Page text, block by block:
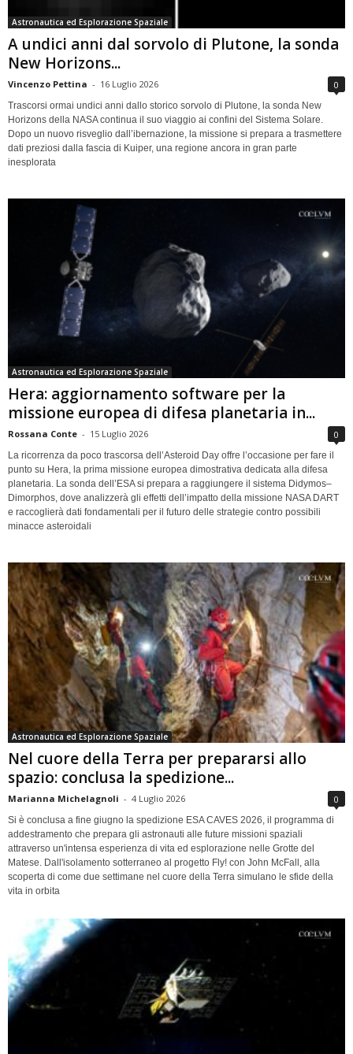
Astronautica ed Esplorazione Spaziale
A undici anni dal sorvolo di Plutone, la sonda
New Horizons...
Vincenzo Pettina - 16 Luglio 2026 0
Trascorsi ormai undici anni dallo storico sorvolo di Plutone, la sonda New
Horizons della NASA continua il suo viaggio ai confini del Sistema Solare.
Dopo un nuovo risveglio dall’ibernazione, la missione si prepara a trasmettere
dati preziosi dalla fascia di Kuiper, una regione ancora in gran parte
inesplorata
Astronautica ed Esplorazione Spaziale
Hera: aggiornamento software per la
missione europea di difesa planetaria in...
Rossana Conte - 15 Luglio 2026 0
La ricorrenza da poco trascorsa dell’Asteroid Day offre l’occasione per fare il
punto su Hera, la prima missione europea dimostrativa dedicata alla difesa
planetaria. La sonda dell’ESA si prepara a raggiungere il sistema Didymos–
Dimorphos, dove analizzerà gli effetti dell’impatto della missione NASA DART
e raccoglierà dati fondamentali per il futuro delle strategie contro possibili
minacce asteroidali
Astronautica ed Esplorazione Spaziale
Nel cuore della Terra per prepararsi allo
spazio: conclusa la spedizione...
Marianna Michelagnoli - 4 Luglio 2026 0
Si è conclusa a fine giugno la spedizione ESA CAVES 2026, il programma di
addestramento che prepara gli astronauti alle future missioni spaziali
attraverso un'intensa esperienza di vita ed esplorazione nelle Grotte del
Matese. Dall'isolamento sotterraneo al progetto Fly! con John McFall, alla
scoperta di come due settimane nel cuore della Terra simulano le sfide della
vita in orbita